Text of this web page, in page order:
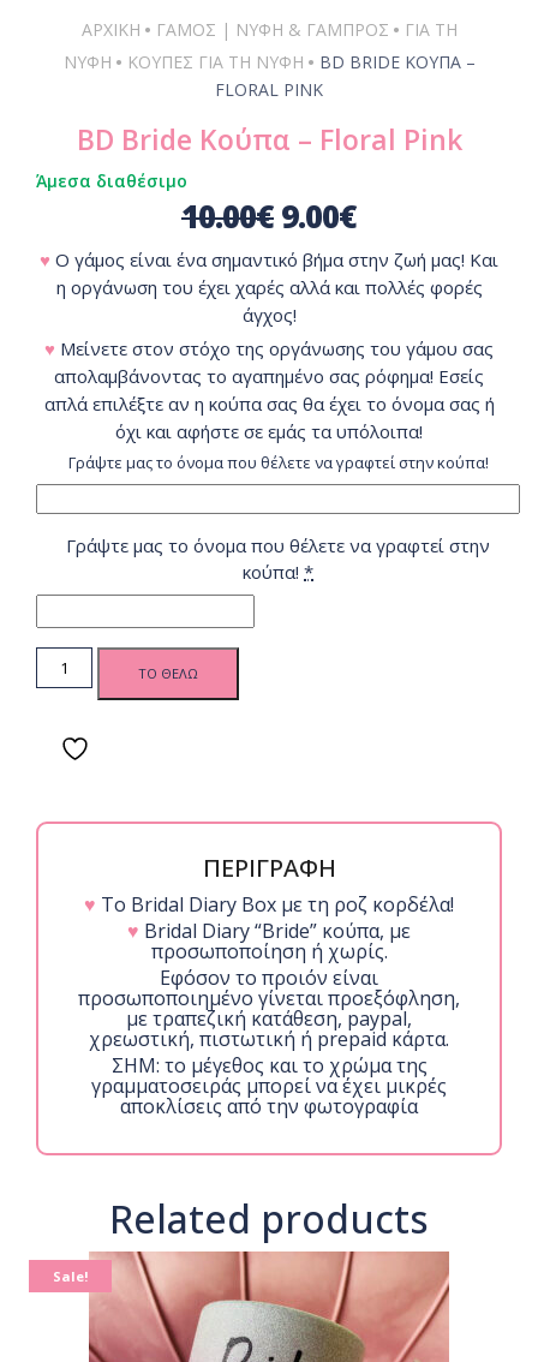
ΑΡΧΙΚΗ • ΓΆΜΟΣ | ΝΎΦΗ & ΓΑΜΠΡΌΣ • ΓΙΑ ΤΗ
ΝΎΦΗ • ΚΟΎΠΕΣ ΓΙΑ ΤΗ ΝΎΦΗ • BD BRIDE ΚΟΎΠΑ –
FLORAL PINK
BD Bride Κούπα – Floral Pink
Άμεσα διαθέσιμο
10.00€9.00€
♥ Ο γάμος είναι ένα σημαντικό βήμα στην ζωή μας! Και
η οργάνωση του έχει χαρές αλλά και πολλές φορές
άγχος!
♥ Μείνετε στον στόχο της οργάνωσης του γάμου σας
απολαμβάνοντας το αγαπημένο σας ρόφημα! Εσείς
απλά επιλέξτε αν η κούπα σας θα έχει το όνομα σας ή
όχι και αφήστε σε εμάς τα υπόλοιπα!
Γράψτε μας το όνομα που θέλετε να γραφτεί στην κούπα!
Γράψτε μας το όνομα που θέλετε να γραφτεί στην
κούπα! *
Bride
Pink
ΤΟ ΘΕΛΩ
ΠΕΡΙΓΡΑΦΗ
♥ Το Bridal Diary Box με τη ροζ κορδέλα!
♥ Bridal Diary “Bride” κούπα, με
προσωποποίηση ή χωρίς.
Εφόσον το προιόν είναι
προσωποποιημένο γίνεται προεξόφληση,
με τραπεζική κατάθεση, paypal,
χρεωστική, πιστωτική ή prepaid κάρτα.
ΣΗΜ: το μέγεθος και το χρώμα της
γραμματοσειράς μπορεί να έχει μικρές
αποκλίσεις από την φωτογραφία
Related products
Sale!